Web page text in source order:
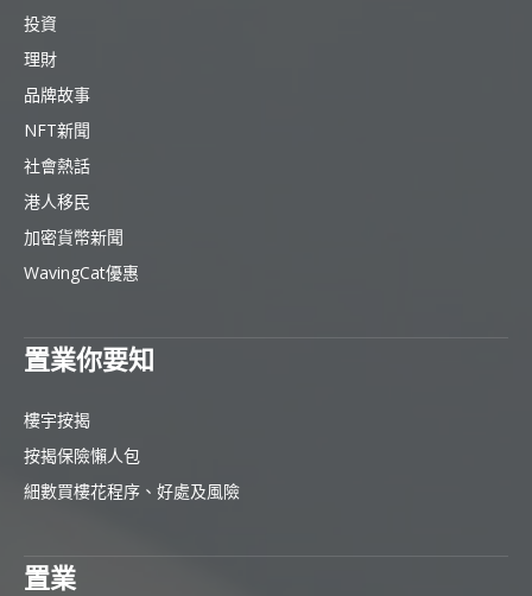
投資
理財
品牌故事
NFT新聞
社會熱話
港人移民
加密貨幣新聞
WavingCat優惠
置業你要知
樓宇按揭
按揭保險懶人包
細數買樓花程序、好處及風險
置業